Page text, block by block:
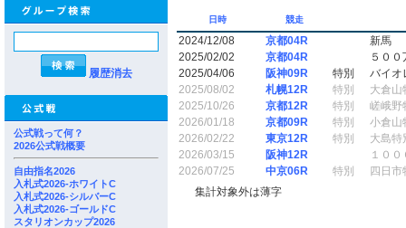
履歴消去
公式戦って何？
2026公式戦概要
自由指名2026
入札式2026-ホワイトC
入札式2026-シルバーC
入札式2026-ゴールドC
スタリオンカップ2026
日時 競走
2024/12/08 京都04R
新馬
2025/02/02
京都04R
５０
2025/04/06
阪神09R 特別
バイオ
2025/08/02
札幌12R 特別
大倉山
2025/10/26
京都12R 特別
嵯峨野
2026/01/18
京都09R 特別
小倉山
2026/02/22
東京12R 特別
大島特
2026/03/15
阪神12R
１０
2026/07/25
中京06R 特別
四日市
集計対象外は薄字